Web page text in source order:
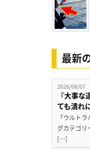
最新
2026/08/07
『大事
ても潰れ
「ウルト
グカテゴリ
[…]